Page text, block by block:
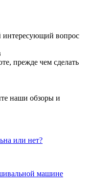
интересующий вопрос
прежде чем сделать
наши обзоры и
или нет?
машине